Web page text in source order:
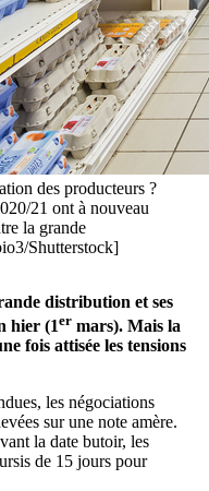
des producteurs ?
21 ont à nouveau
la grande
Shutterstock]
distribution et ses
hier (1er mars). Mais la
fois attisée les tensions
les négociations
sur une note amère.
la date butoir, les
de 15 jours pour